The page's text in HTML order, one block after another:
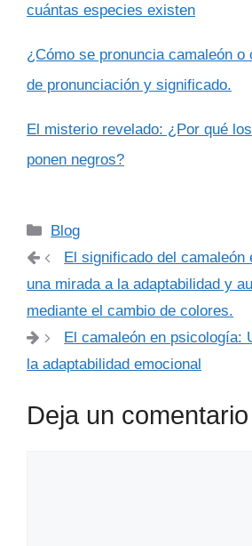
cuántas especies existen
¿Cómo se pronuncia camaleón o
de pronunciación y significado.
El misterio revelado: ¿Por qué
ponen negros?
Categorías
Blog
El significado del camaleón
una mirada a la adaptabilidad y
mediante el cambio de colores.
El camaleón en psicología:
la adaptabilidad emocional
Deja un comentario